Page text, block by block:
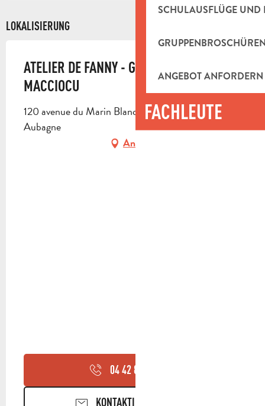
SCHULAUSFLÜGE UND
ANGEBOT ANFORDERN
FACHLEUTE
LOKALISIERUNG
ATELIER DE FANNY - GILBERT ET ANTHONY
MACCIOCU
120 avenue du Marin Blanc, ZI les paluds, 13400
Aubagne
Anfahrt
04 42 82 12
KONTAKTIEREN SIE UNS